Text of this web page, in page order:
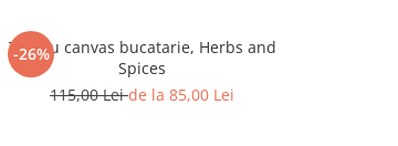
-26%
Tablou canvas bucatarie, Herbs and
Spices
115,00 Leide la 85,00 Lei